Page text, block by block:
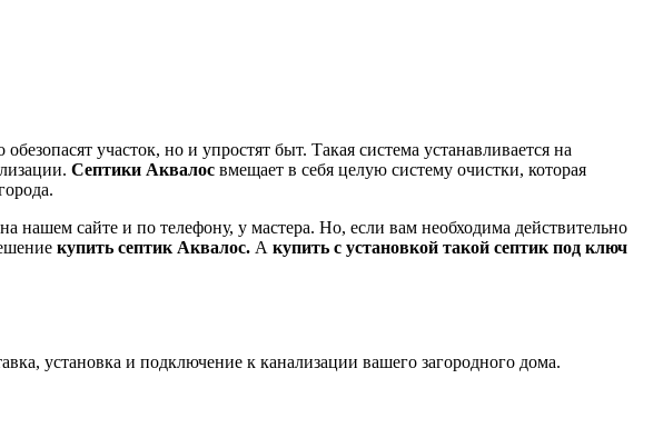
участок, но и упростят быт. Такая система устанавливается на
Септики Аквалос вмещает в себя целую систему очистки, которая
сайте и по телефону, у мастера. Но, если вам необходима действительно
купить септик Аквалос. А купить с установкой такой септик под ключ
установка и подключение к канализации вашего загородного дома.